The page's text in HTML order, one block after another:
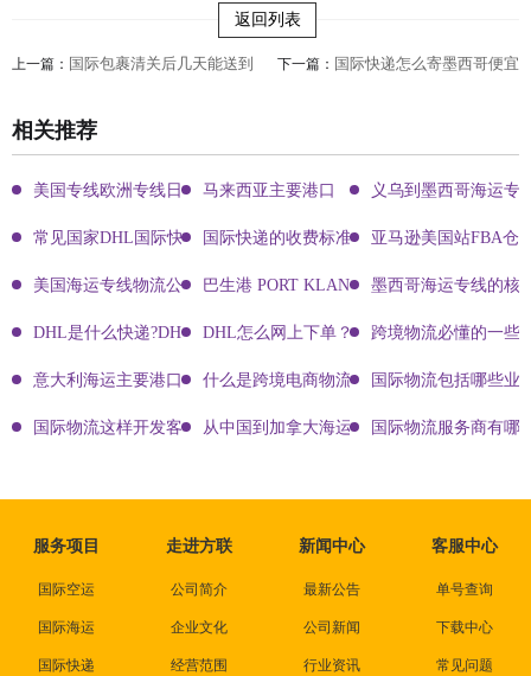
返回列表
上一篇： 国际包裹清关后几天能送到 下一篇： 国际快递怎么寄墨西哥便宜
相关推荐
美国专线欧洲专线日本专线区别马来西亚主要港口 义乌到墨西哥海运专
常见国家DHL国际快递客服热线国际快递的收费标准!四大国际快递的尺寸重
亚马逊美国站FBA仓
美国海运专线物流公司有哪些?巴生港 PORT KLANG 墨西哥海运专线的核
DHL是什么快递?DHL国际快递介绍DHL怎么网上下单？DHL快递寄件有哪些方
跨境物流必懂的一些
意大利海运主要港口有哪些什么是跨境电商物流? 国际物流包括哪些业
国际物流这样开发客户会让你成为销冠从中国到加拿大海运要多久能到达？
国际物流服务商有哪
服务项目
国际空运
国际海运
国际快递
走进方联
公司简介
企业文化
经营范围
新闻中心
最新公告
公司新闻
行业资讯
客服中心
单号查询
下载中心
常见问题